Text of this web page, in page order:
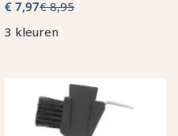
€ 7,97€ 8,95
3 kleuren